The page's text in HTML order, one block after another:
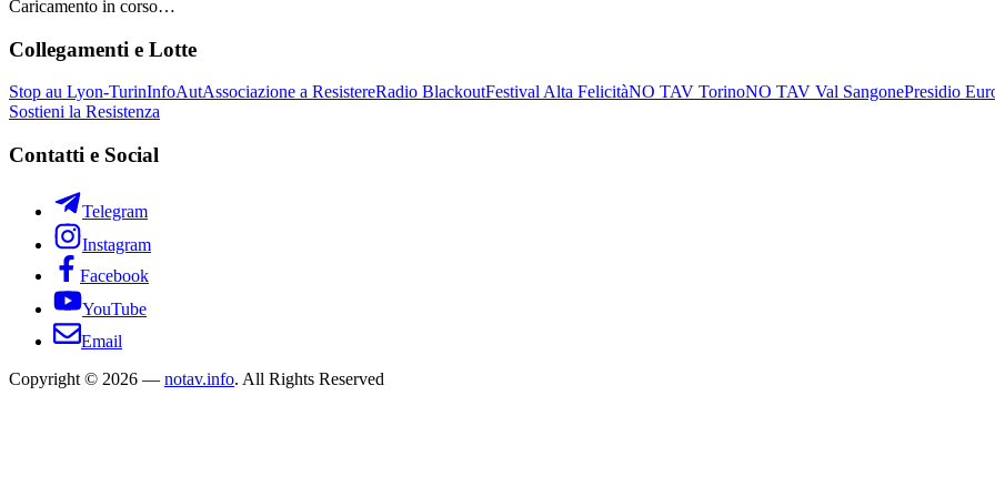
Caricamento in corso…
Collegamenti e Lotte
Stop au Lyon-TurinInfoAutAssociazione a ResistereRadio BlackoutFestival Alta FelicitàNO TAV TorinoNO TAV Val SangonePresidio
Sostieni la Resistenza
Contatti e Social
Telegram
Instagram
Facebook
YouTube
Email
Copyright © 2026 — notav.info. All Rights Reserved